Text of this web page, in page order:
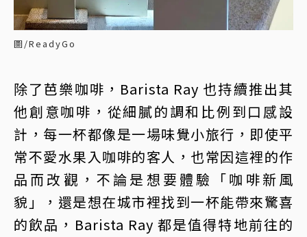
圖/ReadyGo
除了芭樂咖啡，Barista Ray 也持續推出其
他創意咖啡，從細膩的調和比例到口感設
計，每一杯都像是一場味覺小旅行，即使平
常不愛水果入咖啡的客人，也常因這裡的作
品而改觀，不論是想要體驗「咖啡新風
貌」，還是想在城市裡找到一杯能帶來驚喜
的飲品，Barista Ray 都是值得特地前往的